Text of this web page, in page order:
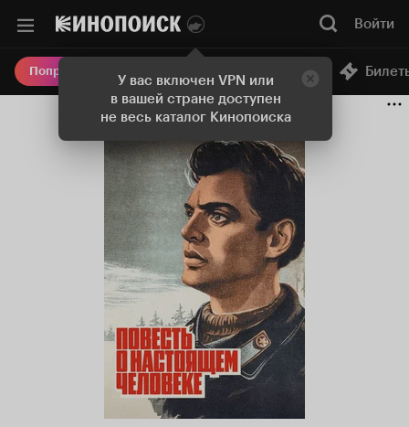
У вас включен VPN или
в вашей стране доступен
не весь каталог Кинопоиска
Войти
Попробовать Плюс Онлайн-кинотеатр